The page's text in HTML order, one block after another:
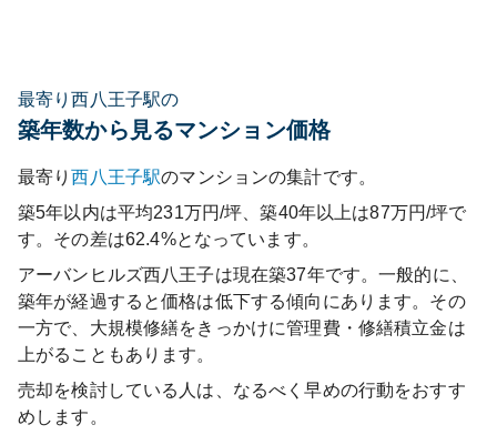
最寄り西八王子駅の
築年数から見るマンション価格
最寄り西八王子駅のマンションの集計です。
築5年以内は平均231万円/坪、築40年以上は87万円/坪で
す。その差は62.4%となっています。
アーバンヒルズ西八王子は現在築37年です。一般的に、
築年が経過すると価格は低下する傾向にあります。その
一方で、大規模修繕をきっかけに管理費・修繕積立金は
上がることもあります。
売却を検討している人は、なるべく早めの行動をおすす
めします。